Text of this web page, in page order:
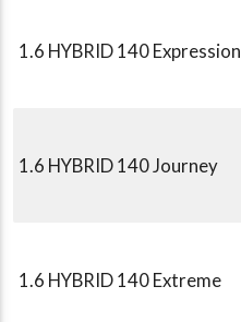
1.6 HYBRID 140 Expression
1.6 HYBRID 140 Journey
1.6 HYBRID 140 Extreme